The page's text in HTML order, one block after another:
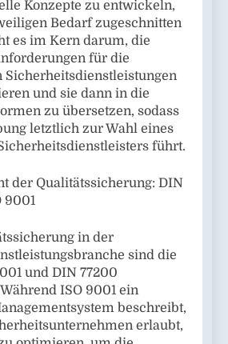
Konzepte zu entwickeln,
Bedarf zugeschnitten
es im Kern darum, die
für die
Sicherheitsdienstleistungen
und sie dann in die
zu übersetzen, sodass
letztlich zur Wahl eines
führt.
der Qualitätssicherung: DIN
9001
in der
sind die
und DIN 77200
ISO 9001 ein
beschreibt,
erlaubt,